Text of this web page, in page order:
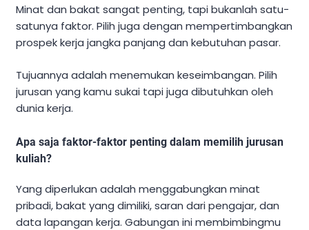
Minat dan bakat sangat penting, tapi bukanlah satu-
satunya faktor. Pilih juga dengan mempertimbangkan
prospek kerja jangka panjang dan kebutuhan pasar.
Tujuannya adalah menemukan keseimbangan. Pilih
jurusan yang kamu sukai tapi juga dibutuhkan oleh
dunia kerja.
Apa saja faktor-faktor penting dalam memilih jurusan
kuliah?
Yang diperlukan adalah menggabungkan minat
pribadi, bakat yang dimiliki, saran dari pengajar, dan
data lapangan kerja. Gabungan ini membimbingmu